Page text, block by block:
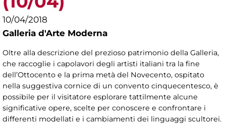
10/04/2018
Galleria d'Arte Moderna
Oltre alla descrizione del prezioso patrimonio della Galleria,
che raccoglie i capolavori degli artisti italiani tra la fine
dell’Ottocento e la prima metà del Novecento, ospitato
nella suggestiva cornice di un convento cinquecentesco, è
possibile per il visitatore esplorare tattilmente alcune
significative opere, scelte per conoscere e confrontare i
differenti modellati e i cambiamenti dei linguaggi scultorei.